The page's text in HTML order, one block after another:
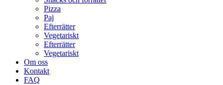
Pizza
Paj
Efterrätter
Vegetariskt
Efterrätter
Vegetariskt
Om oss
Kontakt
FAQ